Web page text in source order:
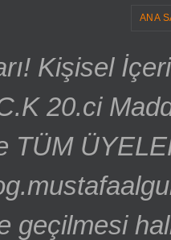
ANA
Kişisel
20.ci
TÜM
geçilmesi